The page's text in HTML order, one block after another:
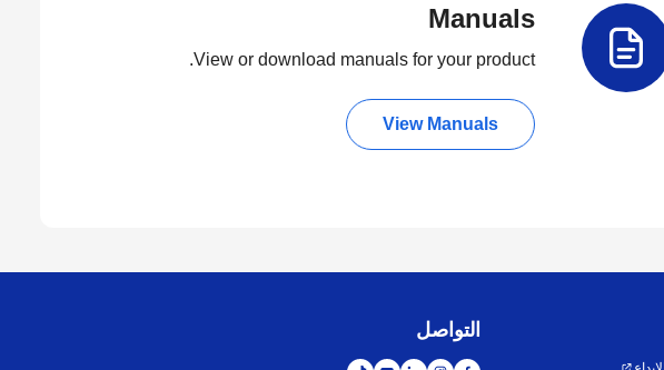
Manuals
View or download manuals for your product.
View Manuals
التواصل